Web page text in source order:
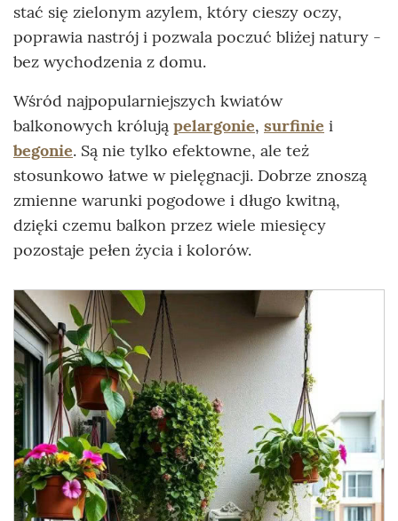
stać się zielonym azylem, który cieszy oczy,
poprawia nastrój i pozwala poczuć bliżej natury -
bez wychodzenia z domu.
Wśród najpopularniejszych kwiatów
balkonowych królują pelargonie, surfinie i
begonie. Są nie tylko efektowne, ale też
stosunkowo łatwe w pielęgnacji. Dobrze znoszą
zmienne warunki pogodowe i długo kwitną,
dzięki czemu balkon przez wiele miesięcy
pozostaje pełen życia i kolorów.